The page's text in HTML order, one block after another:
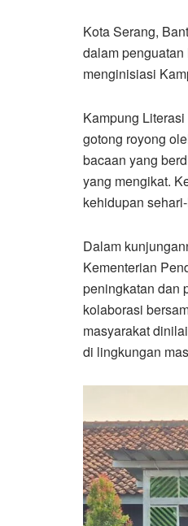
Kota Serang,
dalam
menginisiasi
Kampung
gotong royong
bacaan yang
yang mengikat.
kehidupan
Dalam
Kementerian
peningkatan dan
kolaborasi
masyarakat
di lingkungan